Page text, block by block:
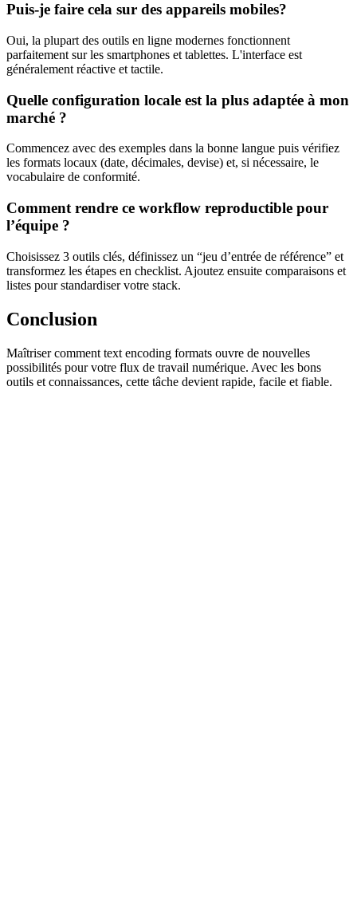
Puis-je faire cela sur des appareils mobiles?
Oui, la plupart des outils en ligne modernes fonctionnent
parfaitement sur les smartphones et tablettes. L'interface est
généralement réactive et tactile.
Quelle configuration locale est la plus adaptée à mon
marché ?
Commencez avec des exemples dans la bonne langue puis vérifiez
les formats locaux (date, décimales, devise) et, si nécessaire, le
vocabulaire de conformité.
Comment rendre ce workflow reproductible pour
l’équipe ?
Choisissez 3 outils clés, définissez un “jeu d’entrée de référence” et
transformez les étapes en checklist. Ajoutez ensuite comparaisons et
listes pour standardiser votre stack.
Conclusion
Maîtriser comment text encoding formats ouvre de nouvelles
possibilités pour votre flux de travail numérique. Avec les bons
outils et connaissances, cette tâche devient rapide, facile et fiable.